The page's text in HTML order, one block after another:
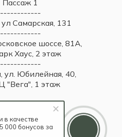
Пассаж 1
------------
Самарская, 131
------------
шоссе, 81А,
Хаус, 2 этаж
------------
ул. Юбилейная, 40,
"Вега", 1 этаж
в качестве
000 бонусов за